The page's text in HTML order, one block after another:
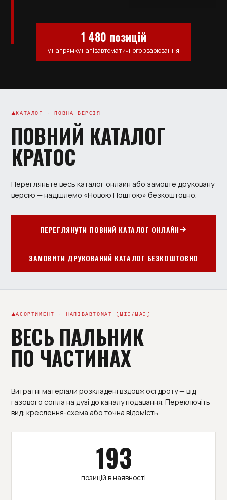
1 480 позицій
у напрямку напівавтоматичного зварювання
КАТАЛОГ · ПОВНА ВЕРСІЯ
ПОВНИЙ КАТАЛОГ
КРАТОС
Перегляньте весь каталог онлайн або замовте друковану
версію — надішлемо «Новою Поштою» безкоштовно.
ПЕРЕГЛЯНУТИ ПОВНИЙ КАТАЛОГ ОНЛАЙН
ЗАМОВИТИ ДРУКОВАНИЙ КАТАЛОГ БЕЗКОШТОВНО
АСОРТИМЕНТ · НАПІВАВТОМАТ (MIG/MAG)
ВЕСЬ ПАЛЬНИК
ПО ЧАСТИНАХ
Витратні матеріали розкладені вздовж осі дроту — від
газового сопла на дузі до каналу подавання. Переключіть
вид: креслення-схема або точна відомість.
193
позицій в наявності